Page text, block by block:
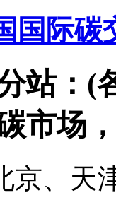
国际
站：(
市场
京、天